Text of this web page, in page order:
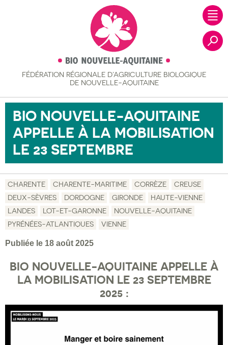
FÉDÉRATION RÉGIONALE D’AGRICULTURE BIOLOGIQUE
DE NOUVELLE-AQUITAINE
BIO NOUVELLE-AQUITAINE
APPELLE À LA MOBILISATION
LE 23 SEPTEMBRE
CHARENTE CHARENTE-MARITIME CORRÈZE
CREUSE
DEUX-SÈVRES
DORDOGNE GIRONDE
HAUTE-VIENNE
LANDES
LOT-ET-GARONNE
NOUVELLE-AQUITAINE
PYRÉNÉES-ATLANTIQUES
VIENNE
Publiée le 18 août 2025
BIO NOUVELLE-AQUITAINE APPELLE À
LA MOBILISATION LE 23 SEPTEMBRE
2025 :